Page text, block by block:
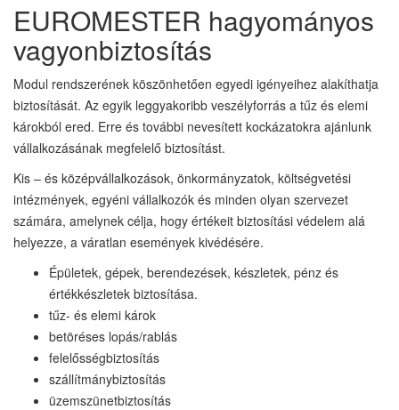
EUROMESTER hagyományos
vagyonbiztosítás
Modul rendszerének köszönhetően egyedi igényeihez alakíthatja
biztosítását. Az egyik leggyakoribb veszélyforrás a tűz és elemi
károkból ered. Erre és további nevesített kockázatokra ajánlunk
vállalkozásának megfelelő biztosítást.
Kis – és középvállalkozások, önkormányzatok, költségvetési
intézmények, egyéni vállalkozók és minden olyan szervezet
számára, amelynek célja, hogy értékeit biztosítási védelem alá
helyezze, a váratlan események kivédésére.
Épületek, gépek, berendezések, készletek, pénz és
értékkészletek biztosítása.
tűz- és elemi károk
betöréses lopás/rablás
felelősségbiztosítás
szállítmánybiztosítás
üzemszünetbiztosítás